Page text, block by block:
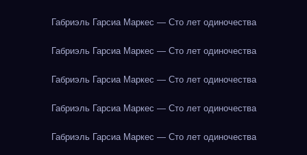
Габриэль Гарсиа Маркес — Сто лет одиночества
Габриэль Гарсиа Маркес — Сто лет одиночества
Габриэль Гарсиа Маркес — Сто лет одиночества
Габриэль Гарсиа Маркес — Сто лет одиночества
Габриэль Гарсиа Маркес — Сто лет одиночества